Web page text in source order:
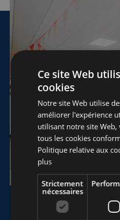
Ce site Web
cookies
Notre site Web utilise
améliorer l'expérience
utilisant notre site Web,
tous les cookies
Politique relative aux
plus
Strictement
nécessaires